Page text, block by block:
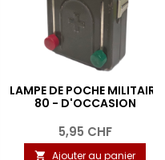
LAMPE DE POCHE MILITAIRE
80 - D'OCCASION
5,95 CHF
 Ajouter au panier